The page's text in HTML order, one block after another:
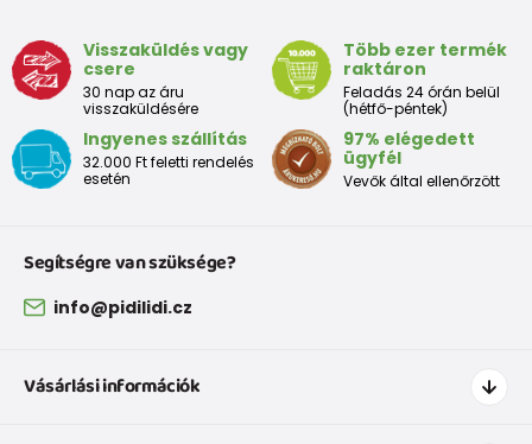
Visszaküldés vagy
csere
30 nap az áru
visszaküldésére
Több ezer termék
raktáron
Feladás 24 órán belül
(hétfő-péntek)
Ingyenes szállítás
32.000 Ft feletti rendelés
esetén
97% elégedett
ügyfél
Vevők által ellenőrzött
Segítségre van szüksége?
info@pidilidi.cz
Vásárlási információk